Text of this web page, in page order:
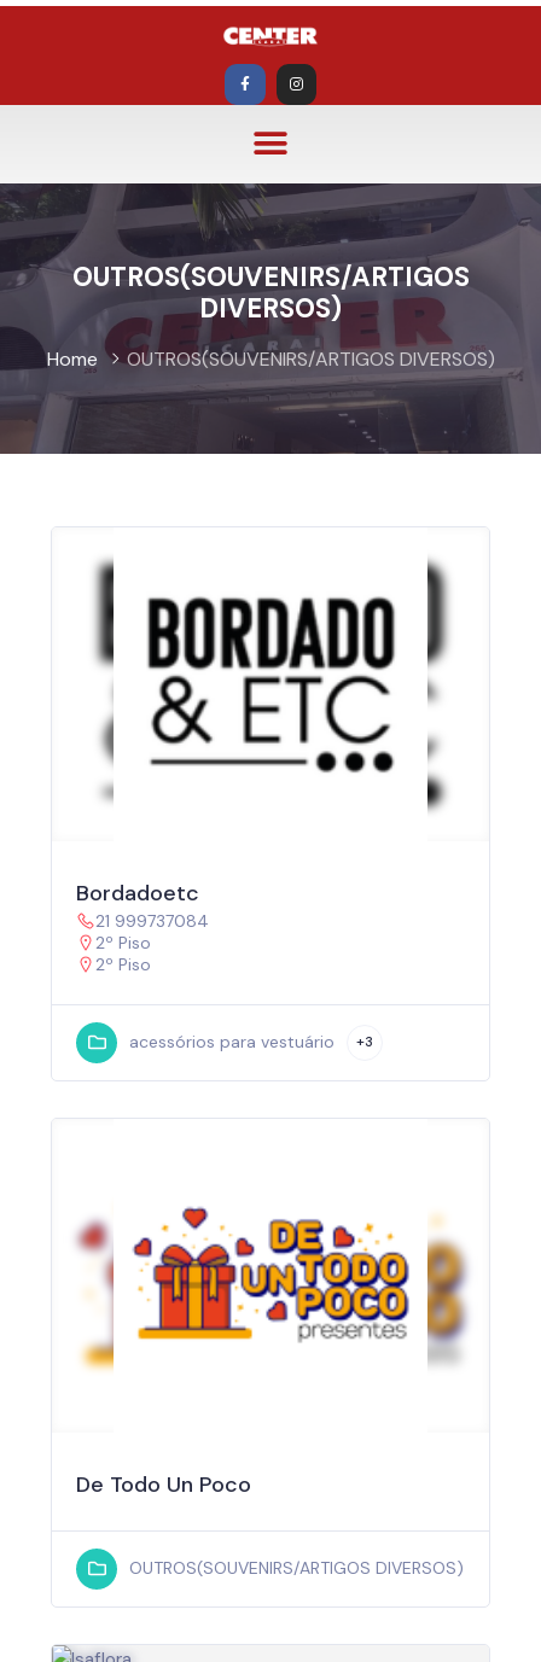
OUTROS(SOUVENIRS/ARTIGOS
DIVERSOS)
Home OUTROS(SOUVENIRS/ARTIGOS DIVERSOS)
Bordadoetc
21 999737084
2º Piso
2º Piso
acessórios para vestuário +3
De Todo Un Poco
OUTROS(SOUVENIRS/ARTIGOS DIVERSOS)